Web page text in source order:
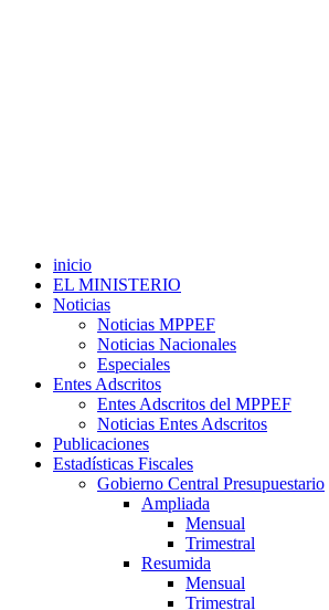
inicio
EL MINISTERIO
Noticias
Noticias MPPEF
Noticias Nacionales
Especiales
Entes Adscritos
Entes Adscritos del MPPEF
Noticias Entes Adscritos
Publicaciones
Estadísticas Fiscales
Gobierno Central Presupuestario
Ampliada
Mensual
Trimestral
Resumida
Mensual
Trimestral